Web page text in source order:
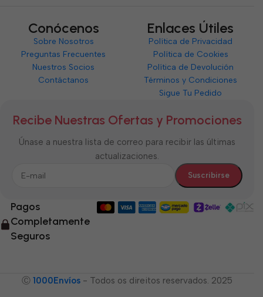
Conócenos
Sobre Nosotros
Preguntas Frecuentes
Nuestros Socios
Contáctanos
Enlaces Útiles
Política de Privacidad
Política de Cookies
Política de Devolución
Términos y Condiciones
Sigue Tu Pedido
Recibe Nuestras Ofertas y Promociones
Únase a nuestra lista de correo para recibir las últimas
actualizaciones.
Pagos
Completamente
Seguros
Ⓒ 1000Envíos - Todos os direitos reservados. 2025